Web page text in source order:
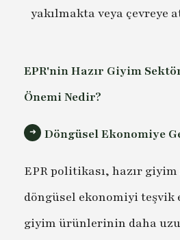
yakılmakta veya çevreye
EPR'nin Hazır Giyim
Önemi Nedir?
Döngüsel Ekonomiye
EPR politikası, hazır
döngüsel ekonomiyi teşvik
giyim ürünlerinin daha